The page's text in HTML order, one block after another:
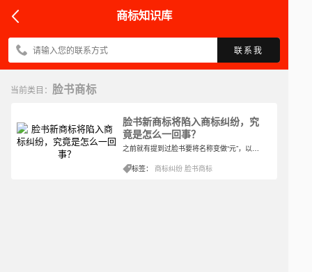
商标知识库
联系我
当前类目： 脸书商标
脸书新商标将陷入商标纠纷，究
竟是怎么一回事？
标签：商标纠纷 脸书商标